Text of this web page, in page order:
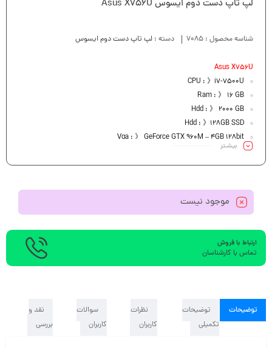
لپ تاپ دست دوم ایسوس Asus X756U
شناسه محصول : 7085 دسته : لپ تاپ دست دوم ایسوس
Asus X756U
CPU : 》i7-7500U
Ram : 》 16 GB
Hdd : 》 2000 GB
Hdd : 》128GB SSD
Vga : 》 GeForce GTX 960M – 4GB 128bit
Led : 》 17.3″ FHD
بیشـتر
موجود نیست
ارتباط با فروش
تماس با کارشناسان
توضیحات
توضیحات
تکمیلی
نظرات
کاربران
سوالات
کاربران
نقد و
بررسی